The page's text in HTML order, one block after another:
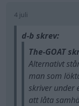
4 juli
d-b skrev:
The-GOAT
Alternativt
man som
skriver under
att låta